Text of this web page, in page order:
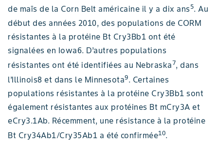
de maïs de la Corn Belt américaine il y a dix ans5. Au
début des années 2010, des populations de CORM
résistantes à la protéine Bt Cry3Bb1 ont été
signalées en Iowa6. D’autres populations
résistantes ont été identifiées au Nebraska7, dans
l’Illinois8 et dans le Minnesota9. Certaines
populations résistantes à la protéine Cry3Bb1 sont
également résistantes aux protéines Bt mCry3A et
eCry3.1Ab. Récemment, une résistance à la protéine
Bt Cry34Ab1/Cry35Ab1 a été confirmée10.